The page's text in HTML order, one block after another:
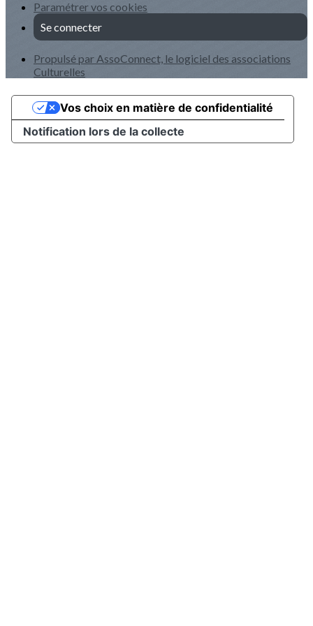
Paramétrer vos cookies
Se connecter
Propulsé par AssoConnect, le logiciel des associations
Culturelles
Notification lors de la collecte
Vos choix en matière de confidentialité